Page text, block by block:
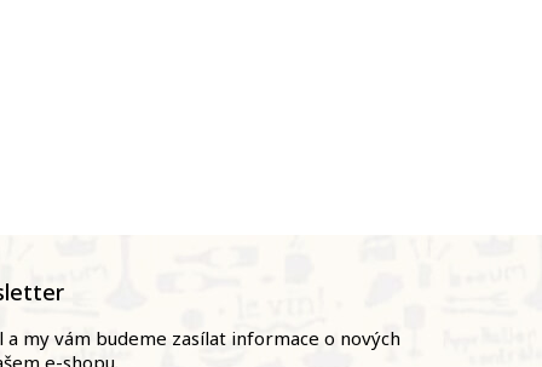
a my vám budeme zasílat informace o nových
e-shopu.